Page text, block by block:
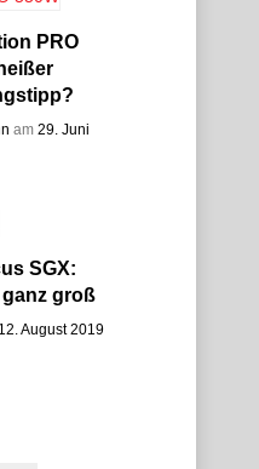
PRO
am 29. Juni
SGX:
ganz groß
12. August 2019